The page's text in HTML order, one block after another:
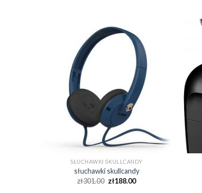
SŁUCHAWKI SKULLCANDY
słuchawki skullcandy
zł301.00 zł188.00